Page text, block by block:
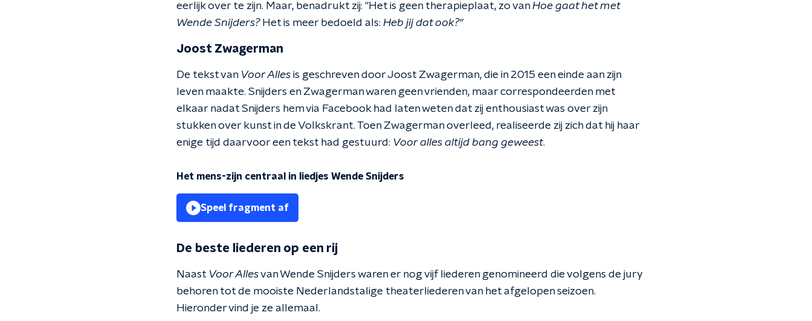
eerlijk over te zijn. Maar, benadrukt zij: "Het is geen therapieplaat, zo vanHoe gaat het met
Wende Snijders?Het is meer bedoeld als: Heb jij dat ook?"
Joost Zwagerman
De tekst van Voor Alles is geschreven door Joost Zwagerman, die in 2015 een einde aan zijn
leven maakte. Snijders en Zwagerman waren geen vrienden, maar correspondeerden met
elkaar nadat Snijders hem via Facebook had laten weten dat zij enthousiast was over zijn
stukken over kunst in de Volkskrant. Toen Zwagerman overleed, realiseerde zij zich dat hij haar
enige tijd daarvoor een tekst had gestuurd: Voor alles altijd bang geweest.
Het mens-zijn centraal in liedjes Wende Snijders
Speel fragment af
De beste liederen op een rij
Naast Voor Allesvan Wende Snijders waren er nog vijf liederen genomineerd die volgens de jury
behoren tot de mooiste Nederlandstalige theaterliederen van het afgelopen seizoen.
Hieronder vind je ze allemaal.